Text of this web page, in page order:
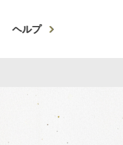
ヘルプ